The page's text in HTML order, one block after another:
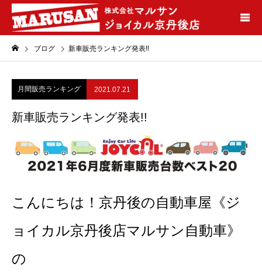
ブログ 新車販売ランキング発表!!
月間販売ランキング 2021.07.21
新車販売ランキング発表!!
こんにちは！京丹後の自動車屋《ジ
ョイカル京丹後店マルサン自動車》
の